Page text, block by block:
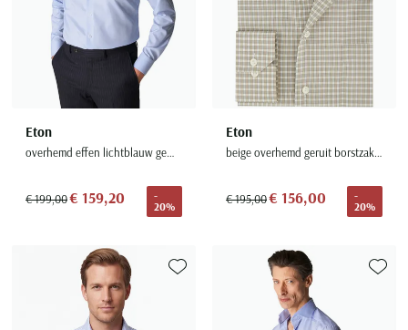
Eton
overhemd effen lichtblauw geweven katoen
€ 199,00€ 159,20
-
20%
Eton
beige overhemd geruit borstzak Classic Fit
€ 195,00€ 156,00
-
20%
Toevoegen aan favorieten